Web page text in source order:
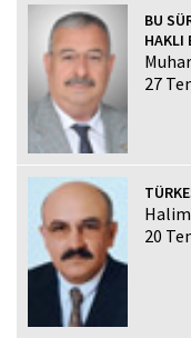
BU
HAKLI
27
20